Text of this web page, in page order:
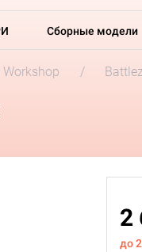
Сборные модели
2
до